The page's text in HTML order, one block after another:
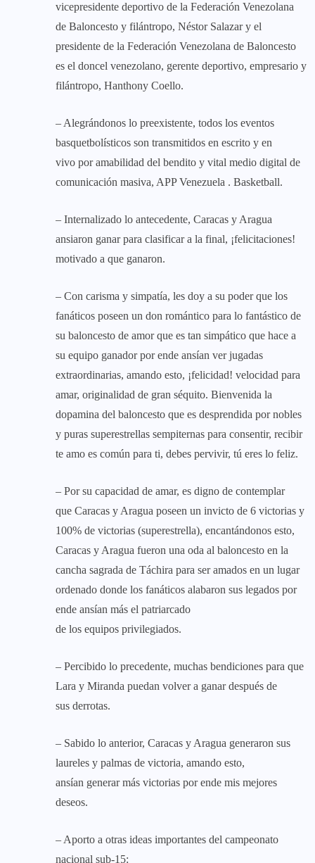
vicepresidente deportivo de la Federación Venezolana
de Baloncesto y filántropo, Néstor Salazar y el
presidente de la Federación Venezolana de Baloncesto
es el doncel venezolano, gerente deportivo, empresario y
filántropo, Hanthony Coello.
– Alegrándonos lo preexistente, todos los eventos
basquetbolísticos son transmitidos en escrito y en
vivo por amabilidad del bendito y vital medio digital de
comunicación masiva, APP Venezuela . Basketball.
– Internalizado lo antecedente, Caracas y Aragua
ansiaron ganar para clasificar a la final, ¡felicitaciones!
motivado a que ganaron.
– Con carisma y simpatía, les doy a su poder que los
fanáticos poseen un don romántico para lo fantástico de
su baloncesto de amor que es tan simpático que hace a
su equipo ganador por ende ansían ver jugadas
extraordinarias, amando esto, ¡felicidad! velocidad para
amar, originalidad de gran séquito. Bienvenida la
dopamina del baloncesto que es desprendida por nobles
y puras superestrellas sempiternas para consentir, recibir
te amo es común para ti, debes pervivir, tú eres lo feliz.
– Por su capacidad de amar, es digno de contemplar
que Caracas y Aragua poseen un invicto de 6 victorias y
100% de victorias (superestrella), encantándonos esto,
Caracas y Aragua fueron una oda al baloncesto en la
cancha sagrada de Táchira para ser amados en un lugar
ordenado donde los fanáticos alabaron sus legados por
ende ansían más el patriarcado
de los equipos privilegiados.
– Percibido lo precedente, muchas bendiciones para que
Lara y Miranda puedan volver a ganar después de
sus derrotas.
– Sabido lo anterior, Caracas y Aragua generaron sus
laureles y palmas de victoria, amando esto,
ansían generar más victorias por ende mis mejores
deseos.
– Aporto a otras ideas importantes del campeonato
nacional sub-15: